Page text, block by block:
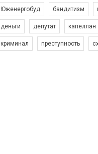
Юженергобуд бандитизм
деньги депутат капеллан
криминал преступность